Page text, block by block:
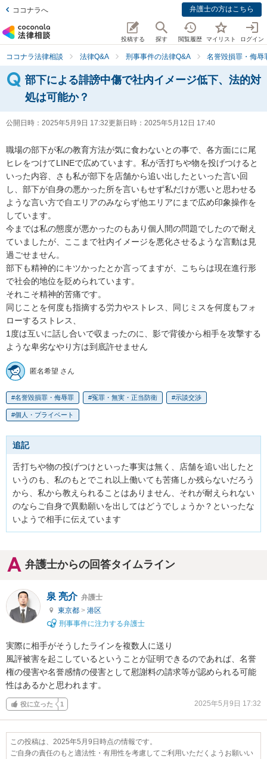
ココナラへ 弁護士の方はこちら
投稿する 探す 閲覧履歴 マイリスト ログイン
ココナラ法律相談 法律Q&A 刑事事件の法律Q&A 名誉毀損罪・侮辱
部下による誹謗中傷で社内イメージ低下、法的対
処は可能か？
公開日時： 2025年5月9日 17:32更新日時： 2025年5月12日 17:40
職場の部下が私の教育方法が気に食わないとの事で、各方面にに尾
ヒレをつけてLINEで広めています。私が舌打ちや物を投げつけると
いった内容、さも私が部下を店舗から追い出したといった言い回
し、部下が自身の悪かった所を言いもせず私だけが悪いと思わせる
ような言い方で自エリアのみならず他エリアにまで広め印象操作を
しています。
今までは私の態度が悪かったのもあり個人間の問題でしたので耐え
ていましたが、ここまで社内イメージを悪化させるような言動は見
過ごせません。
部下も精神的にキツかったとか言ってますが、こちらは現在進行形
で社会的地位を貶められています。
それこそ精神的苦痛です。
同じことを何度も指摘する労力やストレス、同じミスを何度もフォ
ローするストレス、
1度は互いに話し合いで収まったのに、影で背後から相手を攻撃する
ような卑劣なやり方は到底許せません
匿名希望 さん
名誉毀損罪・侮辱罪 冤罪・無実・正当防衛 示談交渉
個人・プライベート
追記
舌打ちや物の投げつけといった事実は無く、店舗を追い出したと
いうのも、私のもとでこれ以上働いても苦痛しか残らないだろう
から、私から教えられることはありません、それが耐えられない
のならご自身で異動願いを出してはどうでしょうか？といったな
いようで相手に伝えています
弁護士からの回答タイムライン
泉 亮介 弁護士
東京都 > 港区
刑事事件に注力する弁護士
実際に相手がそうしたラインを複数人に送り
風評被害を起こしているということが証明できるのであれば、名誉
権の侵害や名誉感情の侵害として慰謝料の請求等が認められる可能
性はあるかと思われます。
役に立った 1 2025年5月9日 17:32
この投稿は、2025年5月9日時点の情報です。
ご自身の責任のもと適法性・有用性を考慮してご利用いただくようお願いい